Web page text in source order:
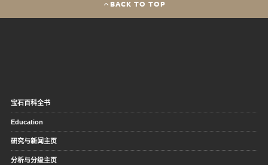
BACK TO TOP
宝石百科全书
Education
研究与新闻主页
分析与分级主页